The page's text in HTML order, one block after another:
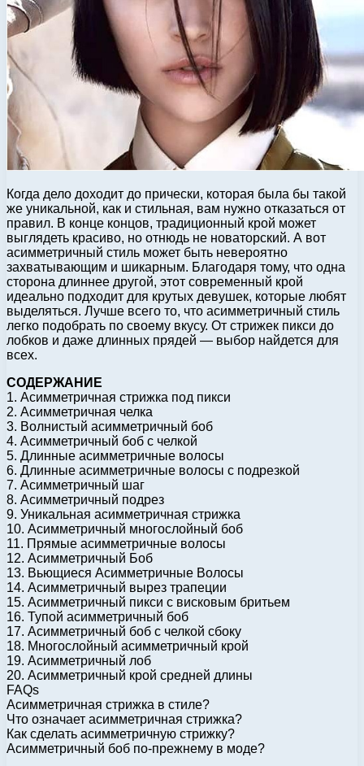
Когда дело доходит до прически, которая была бы такой
же уникальной, как и стильная, вам нужно отказаться от
правил. В конце концов, традиционный крой может
выглядеть красиво, но отнюдь не новаторский. А вот
асимметричный стиль может быть невероятно
захватывающим и шикарным. Благодаря тому, что одна
сторона длиннее другой, этот современный крой
идеально подходит для крутых девушек, которые любят
выделяться. Лучше всего то, что асимметричный стиль
легко подобрать по своему вкусу. От стрижек пикси до
лобков и даже длинных прядей — выбор найдется для
всех.
СОДЕРЖАНИЕ
1. Асимметричная стрижка под пикси
2. Асимметричная челка
3. Волнистый асимметричный боб
4. Асимметричный боб с челкой
5. Длинные асимметричные волосы
6. Длинные асимметричные волосы с подрезкой
7. Асимметричный шаг
8. Асимметричный подрез
9. Уникальная асимметричная стрижка
10. Асимметричный многослойный боб
11. Прямые асимметричные волосы
12. Асимметричный Боб
13. Вьющиеся Асимметричные Волосы
14. Асимметричный вырез трапеции
15. Асимметричный пикси с висковым бритьем
16. Тупой асимметричный боб
17. Асимметричный боб с челкой сбоку
18. Многослойный асимметричный крой
19. Асимметричный лоб
20. Асимметричный крой средней длины
FAQs
Асимметричная стрижка в стиле?
Что означает асимметричная стрижка?
Как сделать асимметричную стрижку?
Асимметричный боб по-прежнему в моде?